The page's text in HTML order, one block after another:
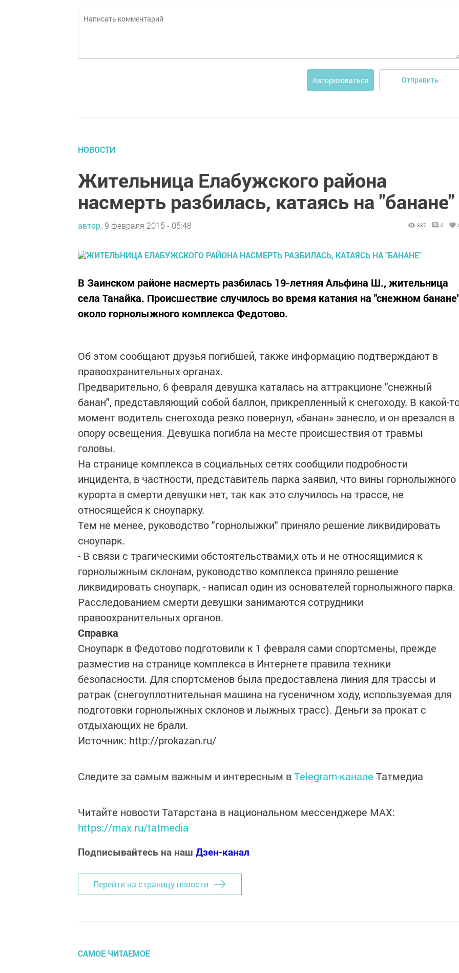
Авторизоваться Отправить
НОВОСТИ
Жительница Елабужского района
насмерть разбилась, катаясь на "банане"
автор, 9 февраля 2015 - 05:48 837 0
В Заинском районе насмерть разбилась 19-летняя Альфина Ш., жительница
села Танайка. Происшествие случилось во время катания на "снежном
около горнолыжного комплекса Федотово.
Об этом сообщают друзья погибшей, также информацию подтверждают в
правоохранительных органах.
Предварительно, 6 февраля девушка каталась на аттракционе "снежный
банан", представляющий собой баллон, прикрепленный к снегоходу. В какой-
момент водитель снегохода резко повернул, «банан» занесло, и он врезался в
опору освещения. Девушка погибла на месте происшествия от травмы
головы.
На странице комплекса в социальных сетях сообщили подробности
инцидента, в частности, представитель парка заявил, что вины горнолыжного
курорта в смерти девушки нет, так как это случилось на трассе, не
относящейся к сноупарку.
Тем не менее, руководство "горнолыжки" приняло решение ликвидировать
сноупарк.
- В связи с трагическими обстоятельствами,х оть и не относящимися к
горнолыжным склонам, руководство комплекса приняло решение
ликвидировать сноупарк, - написал один из основателей горнолыжного парка.
Расследованием смерти девушки занимаются сотрудники
правоохранительных органов.
Справка
Сноупарк в Федотово подготовили к 1 февраля сами спортсмены, прежде
разместив на странице комплекса в Интернете правила техники
безопасности. Для спортсменов была предоставлена линия для трассы и
ратрак (снегоуплотнительная машина на гусеничном ходу, используемая для
подготовки горнолыжных склонов и лыжных трасс). Деньги за прокат с
отдыхающих не брали.
Источник: http://prokazan.ru/
Следите за самым важным и интересным вTelegram-канале Татмедиа
Читайте новости Татарстана в национальном мессенджере MАХ:
https://max.ru/tatmedia
Подписывайтесь на наш Дзен-канал
Перейти на страницу новости
САМОЕ ЧИТАЕМОЕ